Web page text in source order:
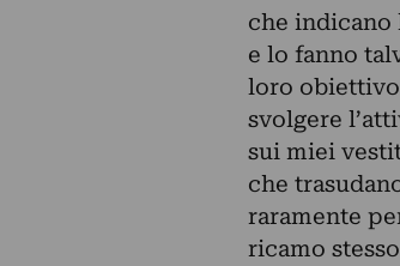
che indicano
e lo fanno
loro
svolgere
sui miei
che
raramente
ricamo